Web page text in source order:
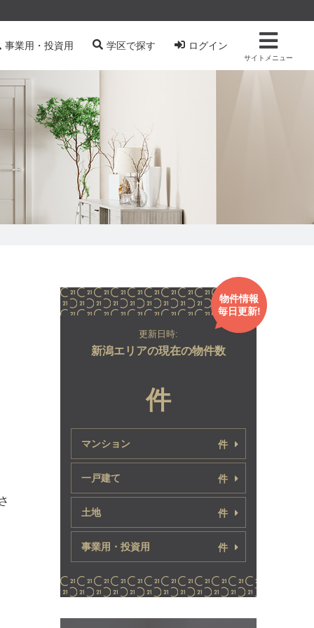
事業用・投資用 学区で探す ログイン
サイトメニュー
物件情報
毎日更新!
更新日時:
新潟エリアの現在の物件数
件
マンション 件
一戸建て 件
土地 件
事業用・投資用 件